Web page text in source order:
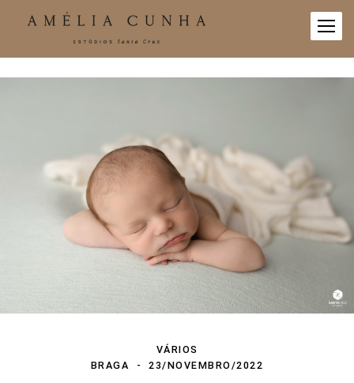
VÁRIOS
BRAGA
23/NOVEMBRO/2022